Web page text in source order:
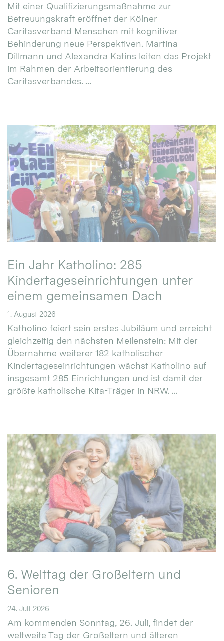
Mit einer Qualifizierungsmaßnahme zur
Betreuungskraft eröffnet der Kölner
Caritasverband Menschen mit kognitiver
Behinderung neue Perspektiven. Martina
Dillmann und Alexandra Katins leiten das Projekt
im Rahmen der Arbeitsorientierung des
Caritasverbandes. ...
Ein Jahr Katholino: 285
Kindertageseinrichtungen unter
einem gemeinsamen Dach
1. August 2026
Katholino feiert sein erstes Jubiläum und erreicht
gleichzeitig den nächsten Meilenstein: Mit der
Übernahme weiterer 182 katholischer
Kindertageseinrichtungen wächst Katholino auf
insgesamt 285 Einrichtungen und ist damit der
größte katholische Kita-Träger in NRW. ...
6. Welttag der Großeltern und
Senioren
24. Juli 2026
Am kommenden Sonntag, 26. Juli, findet der
weltweite Tag der Großeltern und älteren